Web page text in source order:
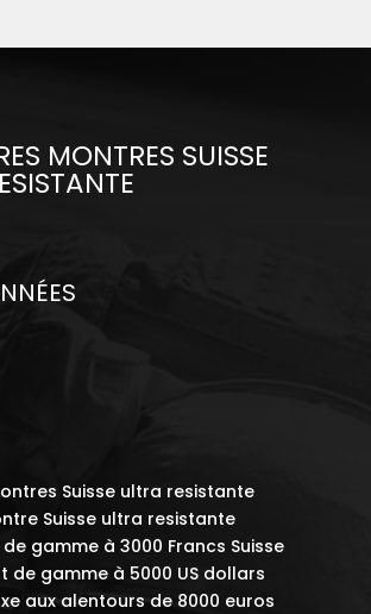
MONTRES SUISSE
Suisse ultra resistante
Suisse ultra resistante
gamme à 3000 Francs Suisse
de gamme à 5000 US dollars
aux alentours de 8000 euros